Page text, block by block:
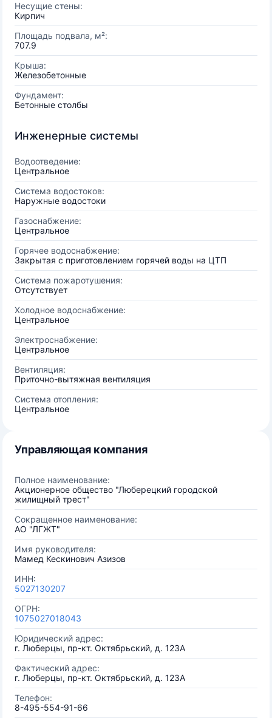
Несущие стены:
Кирпич
Площадь подвала, м²:
707.9
Крыша:
Железобетонные
Фундамент:
Бетонные столбы
Инженерные системы
Водоотведение:
Центральное
Система водостоков:
Наружные водостоки
Газоснабжение:
Центральное
Горячее водоснабжение:
Закрытая с приготовлением горячей воды на ЦТП
Система пожаротушения:
Отсутствует
Холодное водоснабжение:
Центральное
Электроснабжение:
Центральное
Вентиляция:
Приточно-вытяжная вентиляция
Система отопления:
Центральное
Управляющая компания
Полное наименование:
Акционерное общество "Люберецкий городской
жилищный трест"
Сокращенное наименование:
АО "ЛГЖТ"
Имя руководителя:
Мамед Кескинович Азизов
ИНН:
5027130207
ОГРН:
1075027018043
Юридический адрес:
г. Люберцы, пр-кт. Октябрьский, д. 123А
Фактический адрес:
г. Люберцы, пр-кт. Октябрьский, д. 123А
Телефон:
8-495-554-91-66